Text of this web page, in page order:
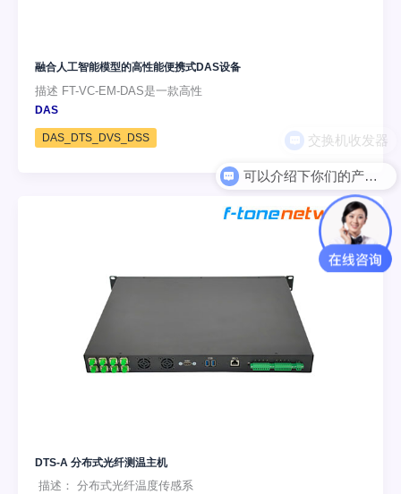
融合人工智能模型的高性能便携式DAS设备
描述 FT-VC-EM-DAS是一款高性
DAS
DAS_DTS_DVS_DSS
DTS-A 分布式光纤测温主机
描述： 分布式光纤温度传感系
可以介绍下你们的产品么